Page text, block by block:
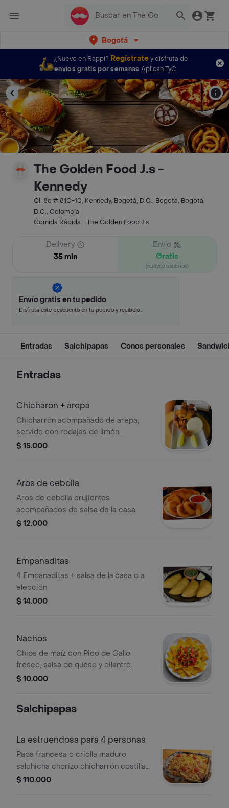
Bogotá
¿Nuevo en Rappi? Regístratey disfruta de
envíos gratis por semanas Aplican TyC
The Golden Food J.s -
Kennedy
Cl. 8c # 81C-10, Kennedy, Bogotá, D.C., Bogotá, Bogotá,
D.C., Colombia
Comida Rápida - The Golden Food J.s
Delivery
35 min
Envío
Gratis
(nuevos usuarios)
Envío gratis en tu pedido
Disfruta este descuento en tu pedido y recíbelo
Entradas Salchipapas Conos personales
Entradas
Chicharon + arepa
Chicharrón acompañado de arepa,
servido con rodajas de limón.
$ 15.000
Aros de cebolla
Aros de cebolla crujientes
acompañados de salsa de la casa.
$ 12.000
Empanaditas
4 Empanaditas + salsa de la.casa o a
elección
$ 14.000
Nachos
Chips de maíz con Pico de Gallo
fresco, salsa de queso y cilantro.
$ 10.000
Salchipapas
La estruendosa para 4 personas
Papa francesa o criolla maduro
salchicha chorizo chicharrón costillas
bbq salsa de la casa salsa de ajo papa
$ 110.000